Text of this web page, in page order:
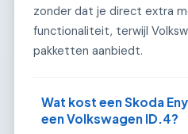
zonder dat je direct extra
functionaliteit, terwijl
pakketten aanbiedt.
Wat kost een Skoda
een Volkswagen ID.4?